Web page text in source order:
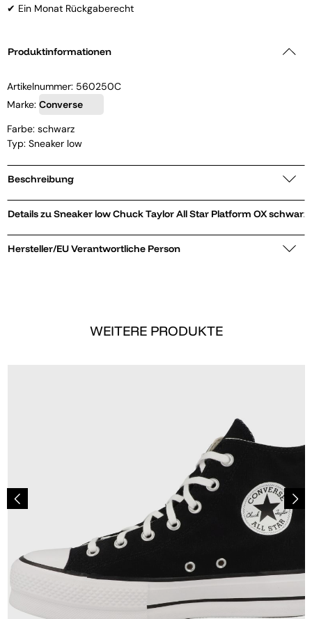
✔ Ein Monat Rückgaberecht
Produktinformationen
Artikelnummer: 560250C
Marke: Converse
Farbe: schwarz
Typ: Sneaker low
Beschreibung
Details zu Sneaker low Chuck Taylor All Star Platform OX schwarz
Hersteller/EU Verantwortliche Person
WEITERE PRODUKTE